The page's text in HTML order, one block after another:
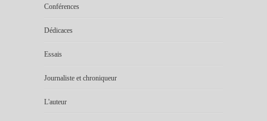
Conférences
Dédicaces
Essais
Journaliste et chroniqueur
L'auteur